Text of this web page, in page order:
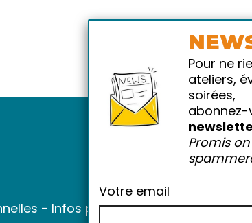
- Infos pratiques-FAQ
Pour ne
ateliers,
soirées,
Promis
Votre email